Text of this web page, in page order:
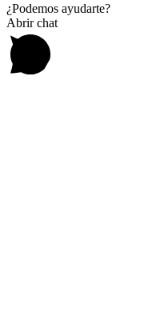
¿Podemos ayudarte?
Abrir chat